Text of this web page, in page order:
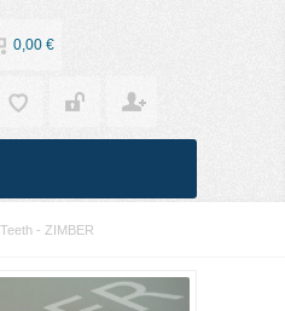
0,00 €
- ZIMBER